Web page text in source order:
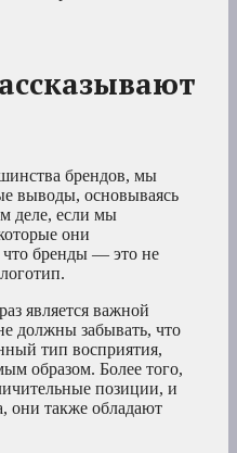
брендов, мы
выводы, основываясь
деле, если мы
они
бренды — это не
является важной
должны забывать, что
тип восприятия,
образом. Более того,
позиции, и
они также обладают